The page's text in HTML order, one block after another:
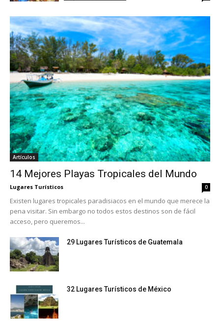
Artículos
14 Mejores Playas Tropicales del Mundo
Lugares Turísticos 0
Existen lugares tropicales paradisiacos en el mundo que merece la
pena visitar. Sin embargo no todos estos destinos son de fácil
acceso, pero queremos...
29 Lugares Turísticos de Guatemala
32 Lugares Turísticos de México